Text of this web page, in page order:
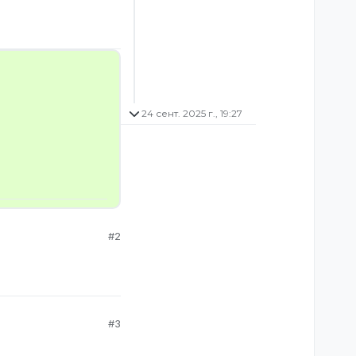
#2
#3
24 сент. 2025 г., 19:27